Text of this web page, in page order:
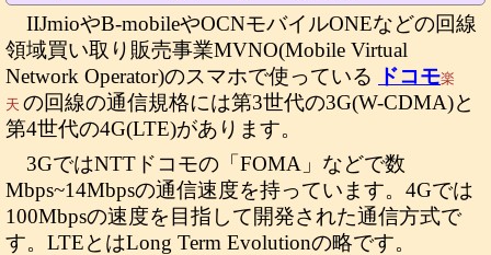
IIJmioやB-mobileやOCNモバイルONEなどの回線
領域買い取り販売事業MVNO(Mobile Virtual
Network Operator)のスマホで使っている
ドコモ楽
天 の回線の通信規格には第3世代の3G(W-CDMA)と
第4世代の4G(LTE)があります。
3GではNTTドコモの「FOMA」などで数
Mbps~14Mbpsの通信速度を持っています。4Gでは
100Mbpsの速度を目指して開発された通信方式で
す。LTEとはLong Term Evolutionの略です。